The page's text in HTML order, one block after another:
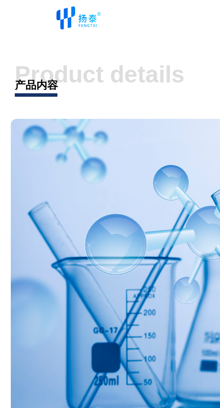
Product details
产品内容